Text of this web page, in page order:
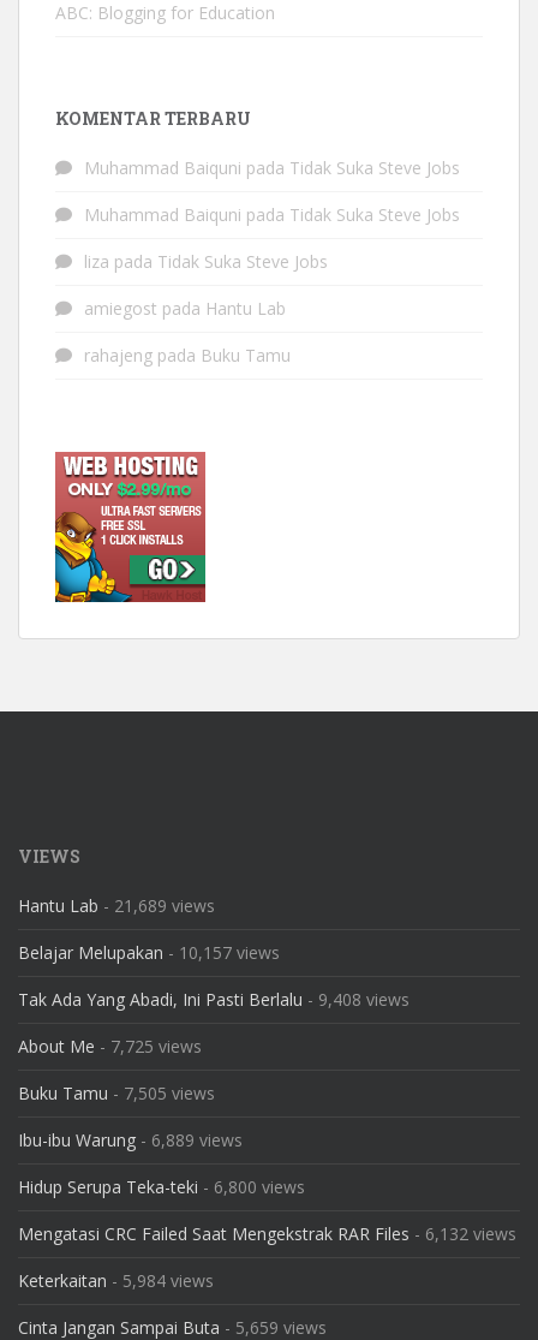
ABC: Blogging for Education
KOMENTAR TERBARU
Muhammad Baiquni pada Tidak Suka Steve Jobs
Muhammad Baiquni pada Tidak Suka Steve Jobs
liza pada Tidak Suka Steve Jobs
amiegost pada Hantu Lab
rahajeng pada Buku Tamu
VIEWS
Hantu Lab - 21,689 views
Belajar Melupakan - 10,157 views
Tak Ada Yang Abadi, Ini Pasti Berlalu - 9,408 views
About Me - 7,725 views
Buku Tamu - 7,505 views
Ibu-ibu Warung - 6,889 views
Hidup Serupa Teka-teki - 6,800 views
Mengatasi CRC Failed Saat Mengekstrak RAR Files - 6,132 views
Keterkaitan - 5,984 views
Cinta Jangan Sampai Buta - 5,659 views